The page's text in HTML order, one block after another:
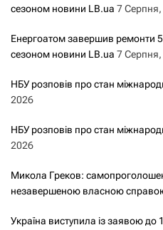
сезоном новини LB.ua 7
Енергоатом завершив ремонти
сезоном новини LB.ua 7
НБУ розповів про стан
2026
НБУ розповів про стан
2026
Микола Греков:
незавершеною власною
Україна виступила із заявою до